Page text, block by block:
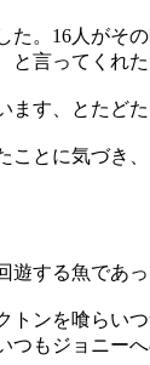
た。16人がそ
と言ってくれた
ます、とたど
とに気づき、
遊する魚であ
トンを喰らい
つもジョニー